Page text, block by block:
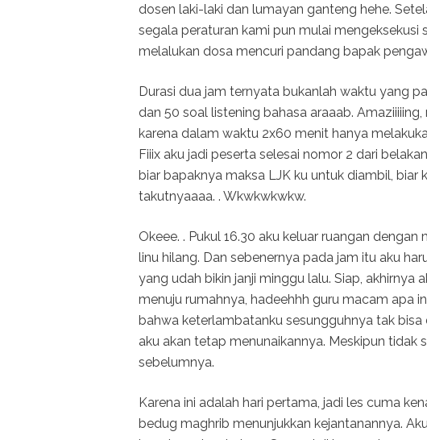
dosen laki-laki dan lumayan ganteng hehe.
segala peraturan kami pun mulai mengeksekusi
melalukan dosa mencuri pandang bapak
Durasi dua jam ternyata bukanlah waktu yang
dan 50 soal listening bahasa araaab.
karena dalam waktu 2x60 menit hanya
Fiiix aku jadi peserta selesai nomor 2 dari
biar bapaknya maksa LJK ku untuk diambil, biar
takutnyaaaa. . Wkwkwkwkw.
Okeee. . Pukul 16.30 aku keluar ruangan
linu hilang. Dan sebenernya pada jam itu aku
yang udah bikin janji minggu lalu. Siap,
menuju rumahnya, hadeehhh guru macam apa
bahwa keterlambatanku sesungguhnya tak bisa
aku akan tetap menunaikannya. Meskipun
sebelumnya.
Karena ini adalah hari pertama, jadi les cuma
bedug maghrib menunjukkan kejantanannya.